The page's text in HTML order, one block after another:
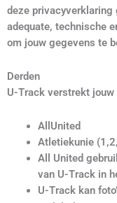
deze privacyverklaring
adequate, technische
om jouw gegevens te
Derden
U-Track verstrekt jouw
AllUnited
Atletiekunie
All United
van U-Track in
U-Track kan